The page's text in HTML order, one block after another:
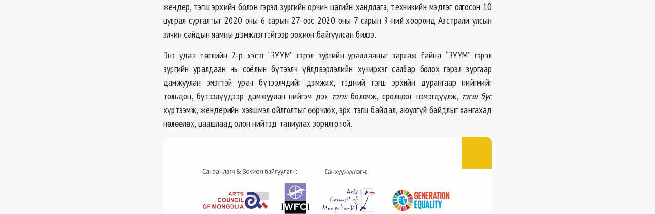
жендер, тэгш эрхийн болон гэрэл зургийн орчин цагийн хандлага, техникийн мэдлэг олгосон 10
цуврал сургалтыг 2020 оны 6 сарын 27-оос 2020 оны 7 сарын 9-ний хооронд Австрали улсын
элчин сайдын яамны дэмжлэгтэйгээр зохион байгуулсан билээ.
Энэ удаа төслийн 2-р хэсэг “ЗҮҮМ” гэрэл зургийн уралдааныг зарлаж байна. “ЗҮҮМ” гэрэл
зургийн уралдаан нь соёлын бүтээлч үйлдвэрлэлийн хүчирхэг салбар болох гэрэл зургаар
дамжуулан эмэгтэй уран бүтээлчдийг дэмжих, тэдний тэгш эрхийн дурангаар нийгмийг
тольдон, бүтээлүүдээр дамжуулан нийгэм дэх тэгшболомж, оролцоог нэмэгдүүлж, тэгш бус
хүртээмж, жендерийн хэвшмэл ойлголтыг өөрчлөх, эрх тэгш байдал, аюулгүй байдлыг хангахад
нөлөөлөх, цаашлаад олон нийтэд таниулах зорилготой.